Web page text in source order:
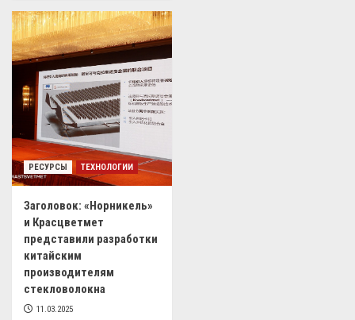
РЕСУРСЫ ТЕХНОЛОГИИ
Заголовок: «Норникель»
и Красцветмет
представили разработки
китайским
производителям
стекловолокна
11.03.2025